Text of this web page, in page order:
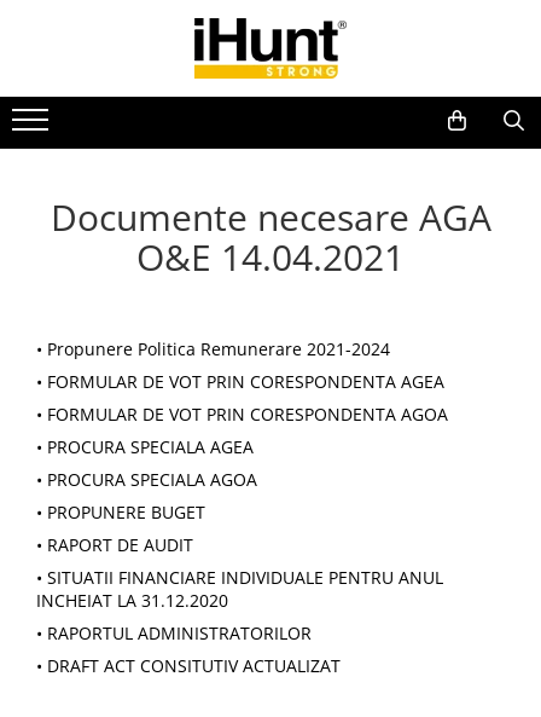
TELEFOANE & TABLETE IHUNT
Telefoane Rezistente
Telefoane Butoane
Huse protectie
Smartwatch
Accesorii smartwatch
ELECTROCASNICE
Aparate de Gătit
Oală sub Presiune
Slow Cooker
Grătar Grill
Gătit cu Aburi
Documente necesare AGA
O&E 14.04.2021
• Propunere Politica Remunerare 2021-2024
• FORMULAR DE VOT PRIN CORESPONDENTA AGEA
• FORMULAR DE VOT PRIN CORESPONDENTA AGOA
• PROCURA SPECIALA AGEA
• PROCURA SPECIALA AGOA
• PROPUNERE BUGET
• RAPORT DE AUDIT
• SITUATII FINANCIARE INDIVIDUALE PENTRU ANUL
INCHEIAT LA 31.12.2020
• RAPORTUL ADMINISTRATORILOR
• DRAFT ACT CONSITUTIV ACTUALIZAT